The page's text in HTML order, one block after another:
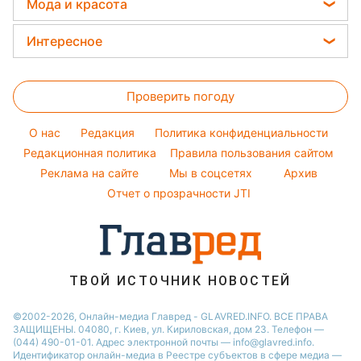
Праздничное меню
Ани Лорак
Кейт Миддлтон
Алла Пугачева
Настя Каменских
Виталий Козловский
Потап
Погода на сегодня
Погода на завтра
Новости Львова
Новости Полтавы
Новости Днепра
Новости Тернополя
Новости Черкассы
Новости Житомира
Новости Одессы
Новости Запорожья
Мода и красота
Женские стрижки
Окрашивание волос
Красивый маникюр
Модные ошибки
Новости моды
Советы от Андре Тана
Интересное
Тесты по картинке
Оптические иллюзии
Народные приметы
Все о шоу-бизнесе
Проверить погоду
O нас Редакция
Политика конфиденциальности
Редакционная политика
Правила пользования сайтом
Реклама на сайте
Мы в соцсетях
Архив
Отчет о прозрачности JTI
ТВОЙ ИСТОЧНИК НОВОСТЕЙ
©2002-2026, Онлайн-медиа Главред - GLAVRED.INFO. ВСЕ ПРАВА
ЗАЩИЩЕНЫ. 04080, г. Киев, ул. Кириловская, дом 23. Телефон —
(044) 490-01-01. Адрес электронной почты — info@glavred.info.
Идентификатор онлайн-медиа в Реестре cубъектов в сфере медиа —